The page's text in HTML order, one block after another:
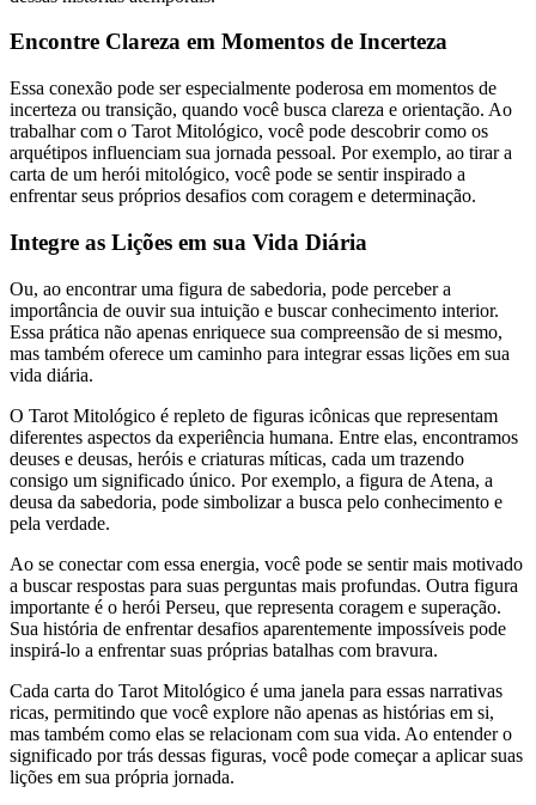
Encontre Clareza em Momentos de Incerteza
Essa conexão pode ser especialmente poderosa em momentos de
incerteza ou transição, quando você busca clareza e orientação. Ao
trabalhar com o Tarot Mitológico, você pode descobrir como os
arquétipos influenciam sua jornada pessoal. Por exemplo, ao tirar a
carta de um herói mitológico, você pode se sentir inspirado a
enfrentar seus próprios desafios com coragem e determinação.
Integre as Lições em sua Vida Diária
Ou, ao encontrar uma figura de sabedoria, pode perceber a
importância de ouvir sua intuição e buscar conhecimento interior.
Essa prática não apenas enriquece sua compreensão de si mesmo,
mas também oferece um caminho para integrar essas lições em sua
vida diária.
O Tarot Mitológico é repleto de figuras icônicas que representam
diferentes aspectos da experiência humana. Entre elas, encontramos
deuses e deusas, heróis e criaturas míticas, cada um trazendo
consigo um significado único. Por exemplo, a figura de Atena, a
deusa da sabedoria, pode simbolizar a busca pelo conhecimento e
pela verdade.
Ao se conectar com essa energia, você pode se sentir mais motivado
a buscar respostas para suas perguntas mais profundas. Outra figura
importante é o herói Perseu, que representa coragem e superação.
Sua história de enfrentar desafios aparentemente impossíveis pode
inspirá-lo a enfrentar suas próprias batalhas com bravura.
Cada carta do Tarot Mitológico é uma janela para essas narrativas
ricas, permitindo que você explore não apenas as histórias em si,
mas também como elas se relacionam com sua vida. Ao entender o
significado por trás dessas figuras, você pode começar a aplicar suas
lições em sua própria jornada.